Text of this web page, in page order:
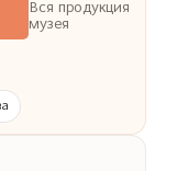
Вся продукция
музея